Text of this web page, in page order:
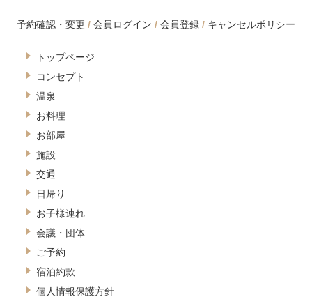
予約確認・変更 会員ログイン 会員登録 キャンセルポリシー
トップページ
コンセプト
温泉
お料理
お部屋
施設
交通
日帰り
お子様連れ
会議・団体
ご予約
宿泊約款
個人情報保護方針